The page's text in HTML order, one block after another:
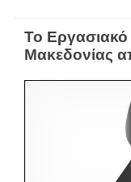
Το
Μακεδονίας